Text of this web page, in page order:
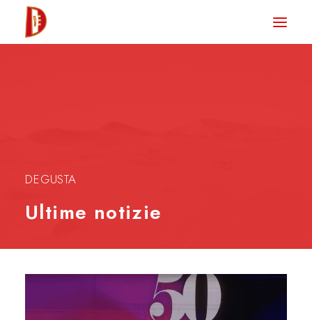
HOME
CLUB DEGUSTA
STORE
RICERCA
DEGUSTA
Ultime notizie